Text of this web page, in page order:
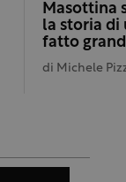
Masottina
la storia di
fatto
di Michele